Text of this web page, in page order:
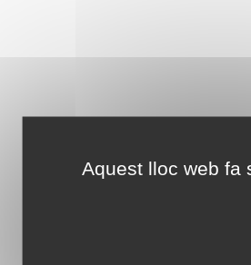
Aquest lloc web fa